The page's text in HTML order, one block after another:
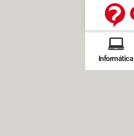
Informática